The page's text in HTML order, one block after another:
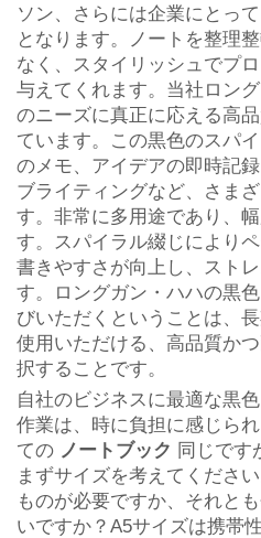
リソース
Kontakuto Us
ソン、さらには企業にとっ
となります。ノートを整理
なく、スタイリッシュでプ
与えてくれます。当社ロン
のニーズに真正に応える高
ています。この黒色のスパ
のメモ、アイデアの即時記
ブライティングなど、さま
す。非常に多用途であり、
す。スパイラル綴じにより
書きやすさが向上し、スト
す。ロングガン・ハハの黒
びいただくということは、
使用いただける、高品質か
択することです。
自社のビジネスに最適な黒
作業は、時に負担に感じら
ての ノートブック 同じです
まずサイズを考えてくださ
ものが必要ですか、それと
いですか？A5サイズは携帯